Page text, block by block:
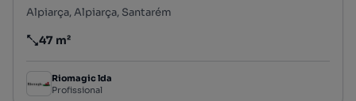
Alpiarça, Alpiarça, Santarém
Preço por metro quadrado
47 m²
Riomagic lda
Profissional